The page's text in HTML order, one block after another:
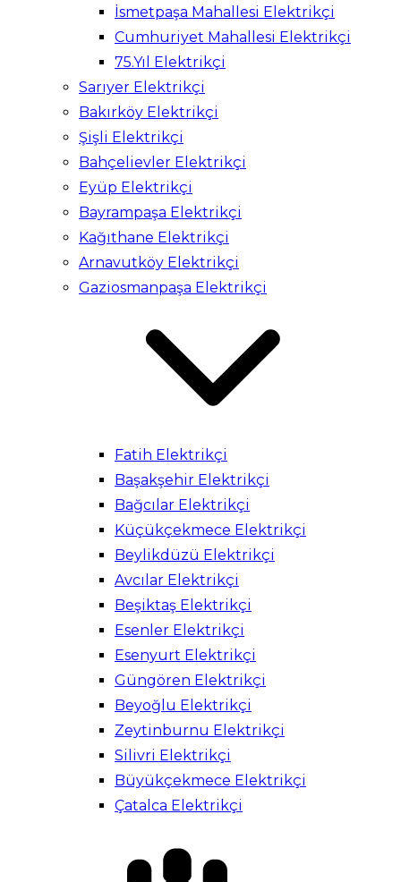
İsmetpaşa Mahallesi Elektrikçi
Cumhuriyet Mahallesi Elektrikçi
75.Yıl Elektrikçi
Sarıyer Elektrikçi
Bakırköy Elektrikçi
Şişli Elektrikçi
Bahçelievler Elektrikçi
Eyüp Elektrikçi
Bayrampaşa Elektrikçi
Kağıthane Elektrikçi
Arnavutköy Elektrikçi
Gaziosmanpaşa Elektrikçi
Fatih Elektrikçi
Başakşehir Elektrikçi
Bağcılar Elektrikçi
Küçükçekmece Elektrikçi
Beylikdüzü Elektrikçi
Avcılar Elektrikçi
Beşiktaş Elektrikçi
Esenler Elektrikçi
Esenyurt Elektrikçi
Güngören Elektrikçi
Beyoğlu Elektrikçi
Zeytinburnu Elektrikçi
Silivri Elektrikçi
Büyükçekmece Elektrikçi
Çatalca Elektrikçi